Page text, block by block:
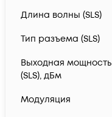
Длина волны (SLS)
Тип разъема (SLS)
Выходная мощность
(SLS), дБм
Модуляция